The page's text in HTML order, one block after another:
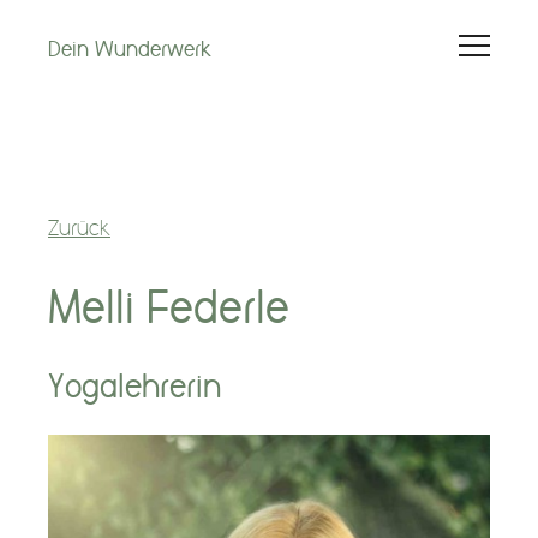
Dein Wunderwerk
Schwangerschaft
1. Lebensjahr
Kinderwunsch
Zurück
Melli Federle
Yogalehrerin